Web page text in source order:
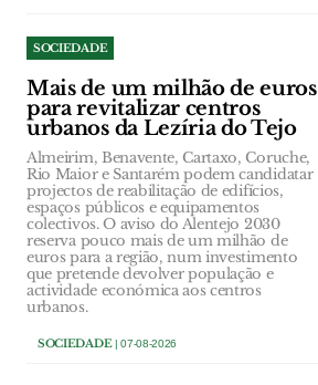
SOCIEDADE
Mais de um milhão de euros
para revitalizar centros
urbanos da Lezíria do Tejo
Almeirim, Benavente, Cartaxo, Coruche,
Rio Maior e Santarém podem candidatar
projectos de reabilitação de edifícios,
espaços públicos e equipamentos
colectivos. O aviso do Alentejo 2030
reserva pouco mais de um milhão de
euros para a região, num investimento
que pretende devolver população e
actividade económica aos centros
urbanos.
SOCIEDADE| 07-08-2026